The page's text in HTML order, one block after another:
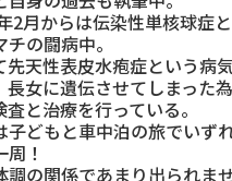
2月からは伝染性単核球症
チの闘病中。
先天性表皮水疱症という病
長女に遺伝させてしまった
査と治療を行っている。
子どもと車中泊の旅でいず
周！
調の関係であまり出られま